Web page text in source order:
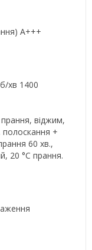
А+++
хв 1400
віджим,
полоскання +
60 хв.,
20 °C прання.